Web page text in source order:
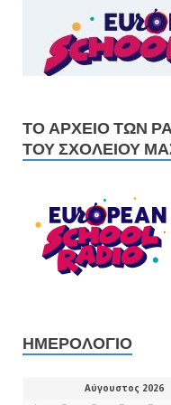
ΤΟ ΑΡΧΕΊΟ ΤΩΝ
ΤΟΥ ΣΧΟΛΕΊΟΥ
ΗΜΕΡΟΛΌΓΙΟ